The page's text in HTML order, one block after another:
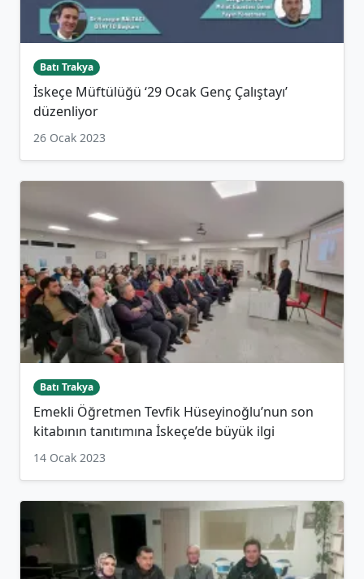
Batı Trakya
İskeçe Müftülüğü ‘29 Ocak Genç Çalıştayı’
düzenliyor
26 Ocak 2023
Batı Trakya
Emekli Öğretmen Tevfik Hüseyinoğlu’nun son
kitabının tanıtımına İskeçe’de büyük ilgi
14 Ocak 2023